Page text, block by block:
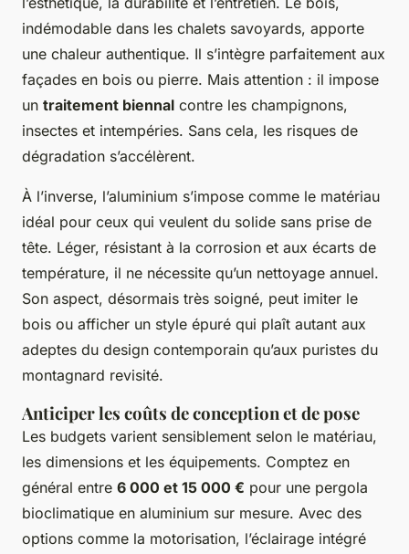
indémodable dans les chalets savoyards, apporte
une chaleur authentique. Il s’intègre parfaitement aux
façades en bois ou pierre. Mais attention : il impose
un traitement biennal contre les champignons,
insectes et intempéries. Sans cela, les risques de
dégradation s’accélèrent.
À l’inverse, l’aluminium s’impose comme le matériau
idéal pour ceux qui veulent du solide sans prise de
tête. Léger, résistant à la corrosion et aux écarts de
température, il ne nécessite qu’un nettoyage annuel.
Son aspect, désormais très soigné, peut imiter le
bois ou afficher un style épuré qui plaît autant aux
adeptes du design contemporain qu’aux puristes du
montagnard revisité.
Anticiper les coûts de conception et de pose
Les budgets varient sensiblement selon le matériau,
les dimensions et les équipements. Comptez en
général entre 6 000 et 15 000 € pour une pergola
bioclimatique en aluminium sur mesure. Avec des
options comme la motorisation, l’éclairage intégré